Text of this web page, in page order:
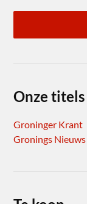
Onze titels
Groninger Krant
Gronings Nieuws